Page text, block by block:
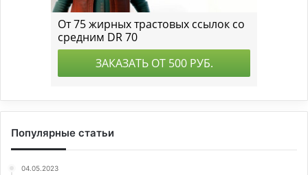
Популярные статьи
04.05.2023